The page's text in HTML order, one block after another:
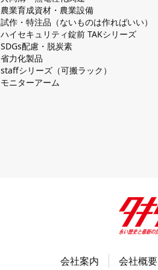
農業育成資材・農業設備
試作・特注品（ないものは作ればいい）
ハイセキュリティ錠前 TAKシリーズ
SDGs配慮・脱炭素
省力化製品
staffシリーズ（可搬ラック）
モニターアーム
会社案内 会社概要